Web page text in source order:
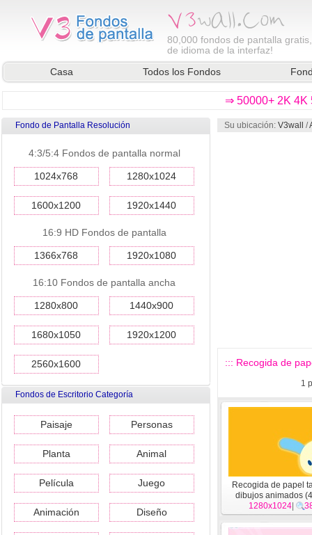
80,000 fondos de pantalla
de idioma de la interfaz!
Casa
Todos los Fondos
⇒ 50000+ 2K 4K
Fondo de Pantalla Resolución
4:3/5:4 Fondos de pantalla normal
1024x768 1280x1024
1600x1200 1920x1440
16:9 HD Fondos de pantalla
1366x768 1920x1080
16:10 Fondos de pantalla ancha
1280x800 1440x900
1680x1050 1920x1200
2560x1600
Fondos de Escritorio Categoría
Paisaje Personas
Planta Animal
Película Juego
Animación Diseño
Su ubicación: V3wall /
::: Recogida de
1
Recogida de papel
dibujos animados
1280x1024